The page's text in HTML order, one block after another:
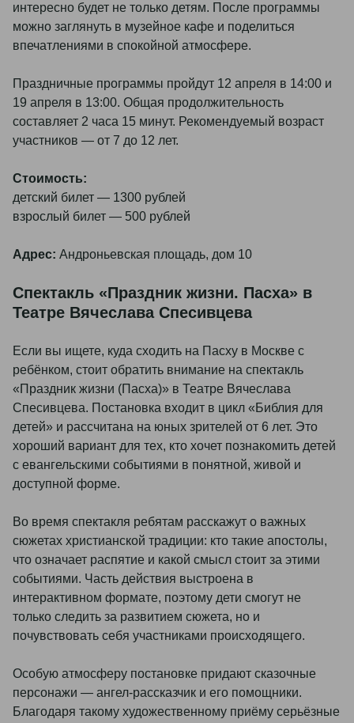
интересно будет не только детям. После программы
можно заглянуть в музейное кафе и поделиться
впечатлениями в спокойной атмосфере.
Праздничные программы пройдут 12 апреля в 14:00 и
19 апреля в 13:00. Общая продолжительность
составляет 2 часа 15 минут. Рекомендуемый возраст
участников — от 7 до 12 лет.
Стоимость:
детский билет — 1300 рублей
взрослый билет — 500 рублей
Адрес: Андроньевская площадь, дом 10
Спектакль «Праздник жизни. Пасха» в
Театре Вячеслава Спесивцева
Если вы ищете, куда сходить на Пасху в Москве с
ребёнком, стоит обратить внимание на спектакль
«Праздник жизни (Пасха)» в Театре Вячеслава
Спесивцева. Постановка входит в цикл «Библия для
детей» и рассчитана на юных зрителей от 6 лет. Это
хороший вариант для тех, кто хочет познакомить детей
с евангельскими событиями в понятной, живой и
доступной форме.
Во время спектакля ребятам расскажут о важных
сюжетах христианской традиции: кто такие апостолы,
что означает распятие и какой смысл стоит за этими
событиями. Часть действия выстроена в
интерактивном формате, поэтому дети смогут не
только следить за развитием сюжета, но и
почувствовать себя участниками происходящего.
Особую атмосферу постановке придают сказочные
персонажи — ангел-рассказчик и его помощники.
Благодаря такому художественному приёму серьёзные
Подробнее